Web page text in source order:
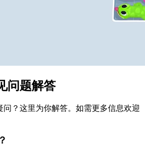
问题解答
问？这里为你解答。如需更多信息欢迎